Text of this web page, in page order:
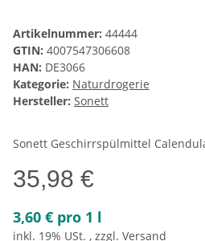
Artikelnummer: 44444
GTIN: 4007547306608
HAN: DE3066
Kategorie: Naturdrogerie
Hersteller: Sonett
Sonett Geschirrspülmittel
35,98 €
3,60 € pro 1 l
inkl. 19% USt. , zzgl. Versand